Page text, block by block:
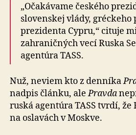
„Očakávame českého
slovenskej vlády, gréckeho
prezidenta Cypru,“ cituje
zahraničných vecí Ruska
agentúra TASS.
Nuž, neviem kto z denníka
nadpis článku, alePravda
ruská agentúra TASS tvrdí, že
na oslavách v Moskve.